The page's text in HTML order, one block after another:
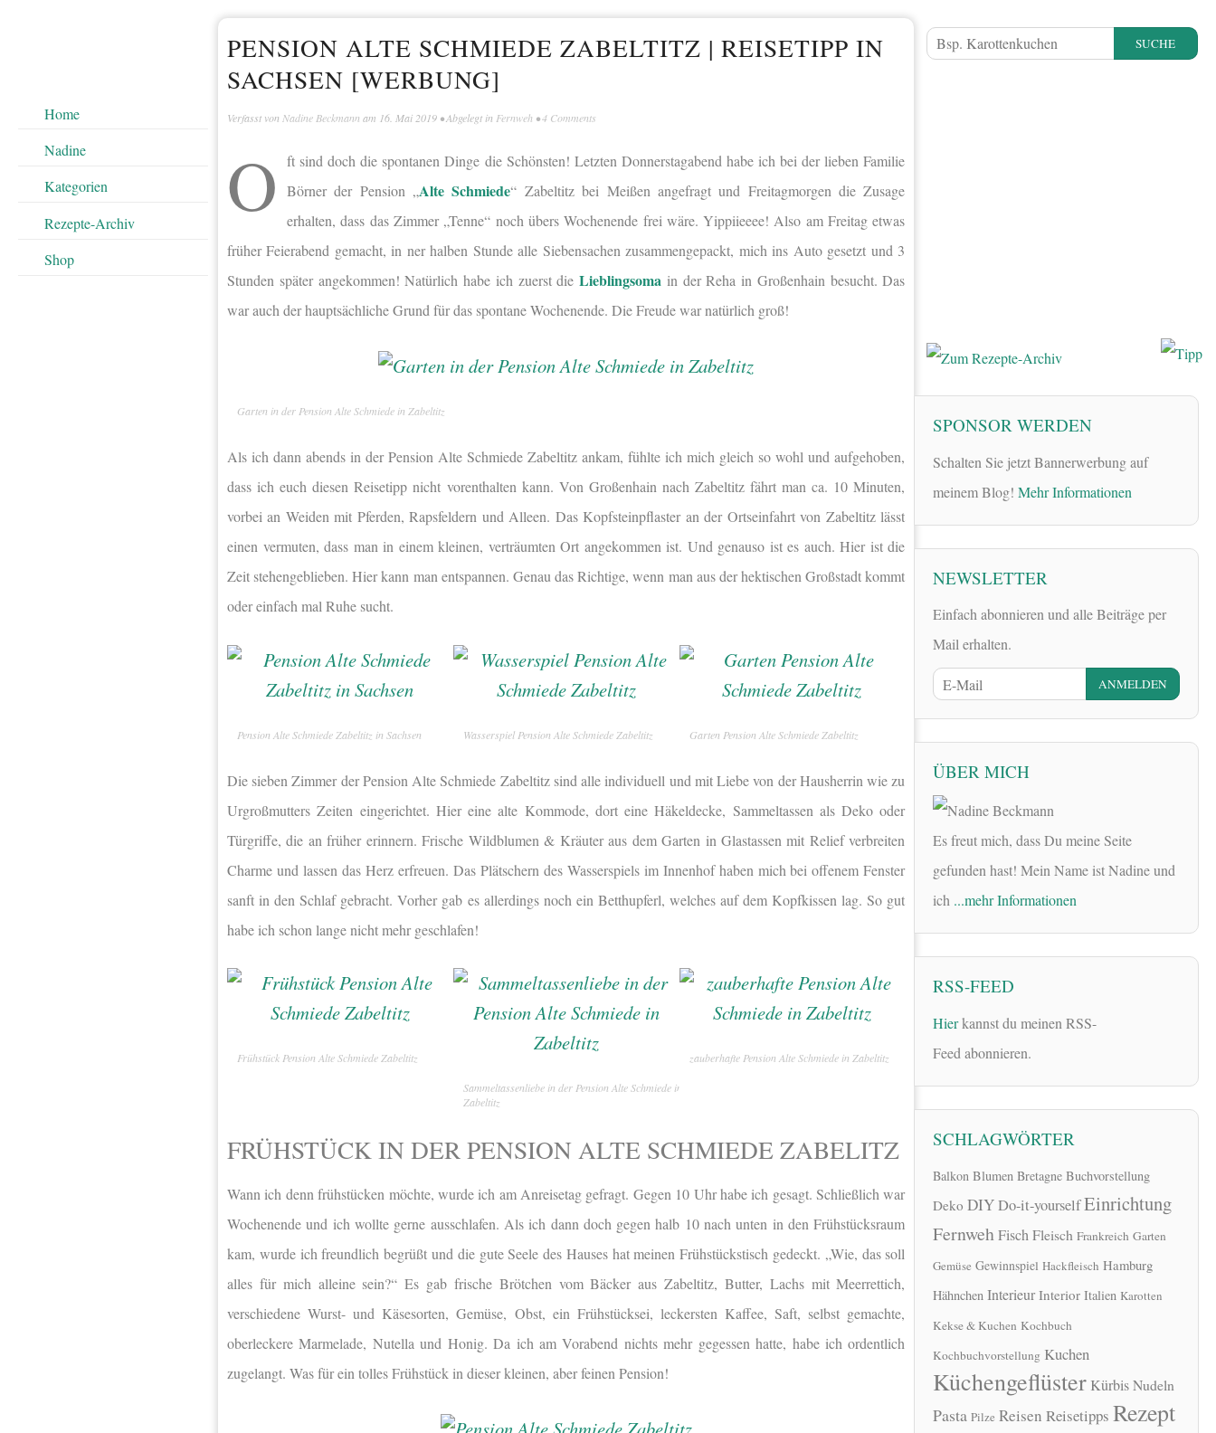
Home
Nadine
Kategorien
Rezepte-Archiv
Shop
PENSION ALTE SCHMIEDE ZABELTITZ | REISETIPP IN
SACHSEN [WERBUNG]
Verfasst von Nadine Beckmann am 16. Mai 2019 • Abgelegt in Fernweh •4 Comments
O
ft sind doch die spontanen Dinge die Schönsten! Letzten Donnerstagabend habe ich bei der lieben Familie
Börner der Pension „Alte Schmiede“ Zabeltitz bei Meißen angefragt und Freitagmorgen die Zusage
erhalten, dass das Zimmer „Tenne“ noch übers Wochenende frei wäre. Yippiieeee! Also am Freitag etwas
früher Feierabend gemacht, in ner halben Stunde alle Siebensachen zusammengepackt, mich ins Auto gesetzt und 3
Stunden später angekommen! Natürlich habe ich zuerst dieLieblingsoma in der Reha in Großenhain besucht. Das
war auch der hauptsächliche Grund für das spontane Wochenende. Die Freude war natürlich groß!
Garten in der Pension Alte Schmiede in Zabeltitz
Als ich dann abends in der Pension Alte Schmiede Zabeltitz ankam, fühlte ich mich gleich so wohl und aufgehoben,
dass ich euch diesen Reisetipp nicht vorenthalten kann. Von Großenhain nach Zabeltitz fährt man ca. 10 Minuten,
vorbei an Weiden mit Pferden, Rapsfeldern und Alleen. Das Kopfsteinpflaster an der Ortseinfahrt von Zabeltitz lässt
einen vermuten, dass man in einem kleinen, verträumten Ort angekommen ist. Und genauso ist es auch. Hier ist die
Zeit stehengeblieben. Hier kann man entspannen. Genau das Richtige, wenn man aus der hektischen Großstadt kommt
oder einfach mal Ruhe sucht.
Pension Alte Schmiede Zabeltitz in Sachsen Wasserspiel Pension Alte Schmiede Zabeltitz Garten Pension Alte Schmiede Zabeltitz
Die sieben Zimmer der Pension Alte Schmiede Zabeltitz sind alle individuell und mit Liebe von der Hausherrin wie zu
Urgroßmutters Zeiten eingerichtet. Hier eine alte Kommode, dort eine Häkeldecke, Sammeltassen als Deko oder
Türgriffe, die an früher erinnern. Frische Wildblumen & Kräuter aus dem Garten in Glastassen mit Relief verbreiten
Charme und lassen das Herz erfreuen. Das Plätschern des Wasserspiels im Innenhof haben mich bei offenem Fenster
sanft in den Schlaf gebracht. Vorher gab es allerdings noch ein Betthupferl, welches auf dem Kopfkissen lag. So gut
habe ich schon lange nicht mehr geschlafen!
Frühstück Pension Alte Schmiede Zabeltitz
Sammeltassenliebe in der Pension Alte Schmiede in
Zabeltitz
zauberhafte Pension Alte Schmiede in Zabeltitz
FRÜHSTÜCK IN DER PENSION ALTE SCHMIEDE ZABELITZ
Wann ich denn frühstücken möchte, wurde ich am Anreisetag gefragt. Gegen 10 Uhr habe ich gesagt. Schließlich war
Wochenende und ich wollte gerne ausschlafen. Als ich dann doch gegen halb 10 nach unten in den Frühstücksraum
kam, wurde ich freundlich begrüßt und die gute Seele des Hauses hat meinen Frühstückstisch gedeckt. „Wie, das soll
alles für mich alleine sein?“ Es gab frische Brötchen vom Bäcker aus Zabeltitz, Butter, Lachs mit Meerrettich,
verschiedene Wurst- und Käsesorten, Gemüse, Obst, ein Frühstücksei, leckersten Kaffee, Saft, selbst gemachte,
oberleckere Marmelade, Nutella und Honig. Da ich am Vorabend nichts mehr gegessen hatte, habe ich ordentlich
zugelangt. Was für ein tolles Frühstück in dieser kleinen, aber feinen Pension!
SUCHE
SPONSOR WERDEN
Schalten Sie jetzt Bannerwerbung auf
meinem Blog! Mehr Informationen
NEWSLETTER
Einfach abonnieren und alle Beiträge per
Mail erhalten.
ÜBER MICH
Es freut mich, dass Du meine Seite
gefunden hast! Mein Name ist Nadine und
ich ...mehr Informationen
RSS-FEED
Hierkannst du meinen RSS-
Feed abonnieren.
SCHLAGWÖRTER
Balkon Blumen Bretagne Buchvorstellung
Deko DIYDo-it-yourselfEinrichtung
FernwehFischFleisch Frankreich Garten
Gemüse Gewinnspiel Hackfleisch Hamburg
Hähnchen Interieur Interior Italien Karotten
Kekse & Kuchen Kochbuch
Kochbuchvorstellung Kuchen
Küchengeflüster KürbisNudeln
Pasta Pilze Reisen Reisetipps Rezept